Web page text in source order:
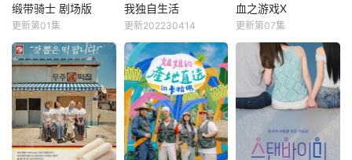
缎带骑士 剧场版
小林星兰
&nbsp;&nbsp;&nb
sp;&nbsp;&nbsp;&
nbsp;&nbsp;&nbs
p;被毁灭的王国公
主——萨菲娅。
灾厄“内尔伽勒”
缎带骑士 剧场版
更新第01集
我独自生活
朴娜莱
《2018 我独自生
活》共48期，总期
数为EP.227(2018
年1月5日) ~ EP.27
4(2018年12月28
日)
我独自生活
更新202230414
血之游戏X
&nbsp;&nbsp;&nb
sp;&nbsp;&nbsp;&
nbsp;&nbsp;&nbs
p;一场极限生存游
戏，在脑力和体力
最强的玩家之间回
血之游戏X
更新第07集